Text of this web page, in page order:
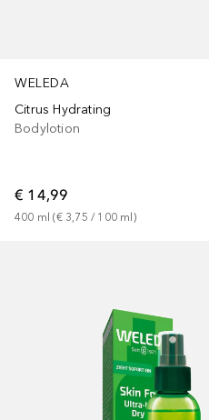
WELEDA
Citrus Hydrating
Bodylotion
€ 14,99
400 ml (€ 3,75 / 100 ml)